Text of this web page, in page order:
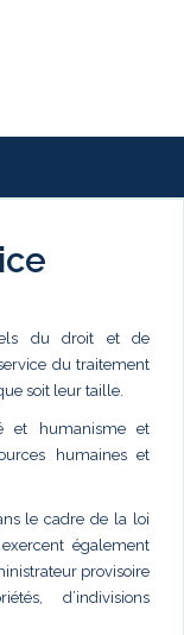
du droit et de
du traitement
soit leur taille.
et humanisme et
humaines et
le cadre de la loi
également
provisoire
d’indivisions